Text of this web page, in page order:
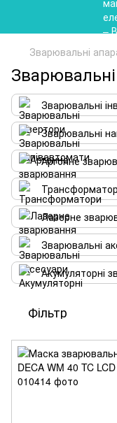
Зварювальні
Зварювальні
Зварювальні
Аргонне
Лазерне
Зварювальні
Акумуляторні
Фільтр